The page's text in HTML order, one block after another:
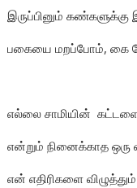
இருப்பினும்
பகையை மறப்போம், கை
எல்லை சாமியின்
என்றும் நினைக்காத ஒரு
என் எதிரிகளை